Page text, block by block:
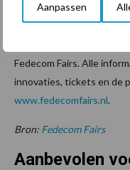
Aanpassen
doorloop tussen beide
11 tot en met zaterdag
Fedecom Fairs. Alle
innovaties, tickets en de
www.fedecomfairs.nl.
Bron: Fedecom Fairs
Aanbevolen